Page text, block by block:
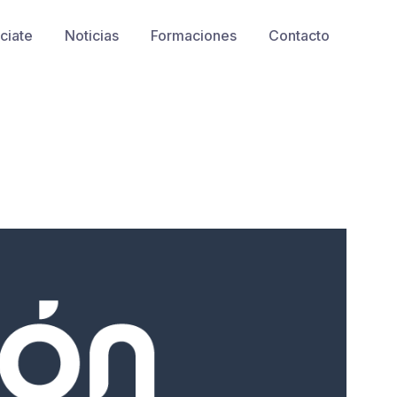
Noticias Formaciones Contacto